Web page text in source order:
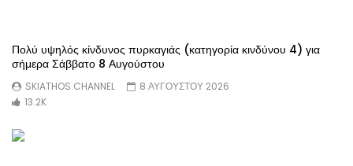
Πολύ υψηλός κίνδυνος πυρκαγιάς (κατηγορία κινδύνου 4) για
σήμερα Σάββατο 8 Αυγούστου
SKIATHOS CHANNEL
8 ΑΥΓΟΎΣΤΟΥ 2026
13.2K